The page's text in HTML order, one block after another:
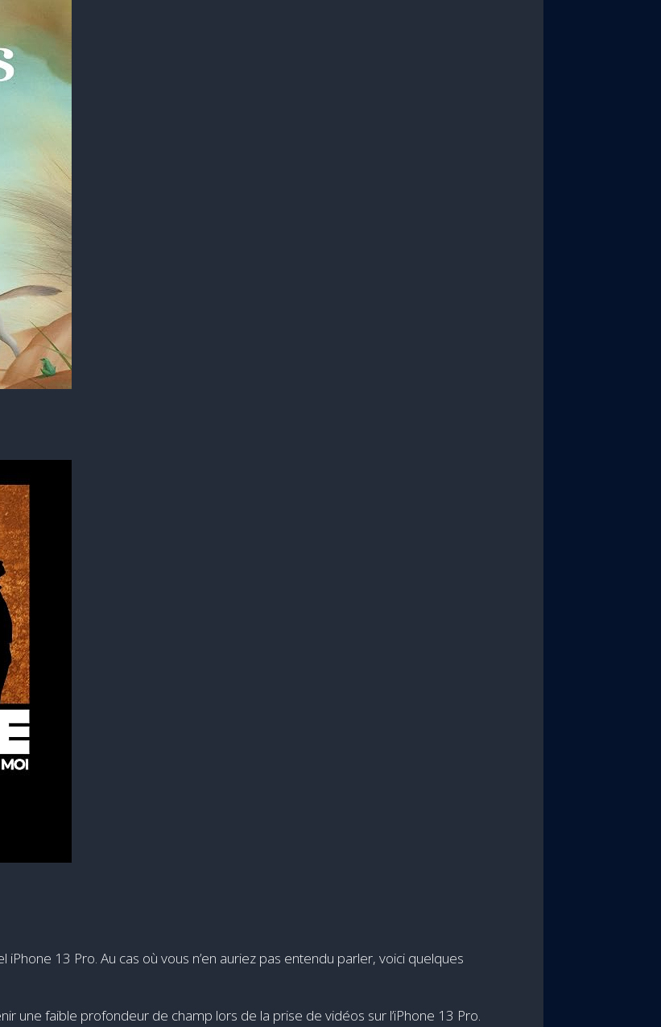
13 Pro. Au cas où vous n’en auriez pas entendu parler, voici quelques
une faible profondeur de champ lors de la prise de vidéos sur l’iPhone 13 Pro.